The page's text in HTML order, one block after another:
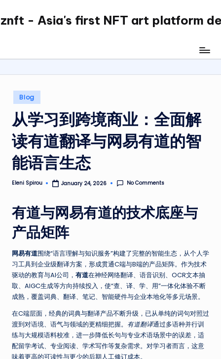
Skip
- Asia's first NFT art platform
Posted
in
Blog
从学习到跨境商业：全面解
读有道翻译与网易有道的智
能语言生态
Posted
Eleni Spirou January 24, 2026 No Comments
有道与网易有道的技术底座与
产品矩阵
网易有道围绕“语言理解与知识服务”构建了完整的智能生态，从个人学
习工具到企业级翻译方案，形成贯通C端与B端的产品矩阵。作为技术
驱动的教育与AI公司， 有道在神经网络翻译、语音识别、OCR文本抽
取、AIGC生成等方向持续投入，使“查、译、学、用”一体化体验不断
成熟，覆盖词典、翻译、笔记、智能硬件与企业本地化等多元场景。
在C端层面，经典的词典与翻译产品不断升级，已从单纯的词句对照过
渡到对语境、语气与领域的更精细把握。 有道翻译通过多语种并行训
练与大规模语料校准，进一步降低长句与专业术语场景中的误差，适
配留学考试、专业阅读、学术写作等复杂需求。对学习者而言，这意
味着更高的可读性与更少的后期人工修订成本。